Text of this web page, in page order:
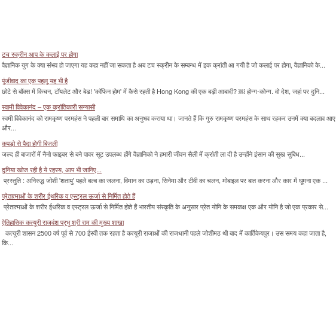
टच स्क्रीन आप के कलाई पर होगा
वैज्ञानिक युग के क्या संभव हो जाएगा यह कहा नहीं जा सकता है अब टच स्क्रीन के सम्बन्ध में इक क्रांती आ गयी है जो कलाई पर होगा, वैज्ञानिको के...
पूंजीवाद का एक पहलू यह भी है
छोटे से बॉक्‍स में किचन, टॉयलेट और बेड! 'कॉफिन होम' में कैसे रहती है Hong Kong की एक बड़ी आबादी? ￼ होन्ग-कोन्ग. वो देश, जहां पर दुनि...
स्वामी विवेकानंद – एक क्रांतिकारी सन्यासी
स्वमी विवेकानंद को रामकृष्ण परमहंस ने पहली बार समाधि का अनुभव कराया था। जानते हैं कि गुरु रामकृष्ण परमहंस के साथ रहकर उनमें क्या बदलाव आए
और...
कपड़ो से पैदा होगी बिजली
जल्द ही बाजारों में नैनो फाइबर से बने पावर सूट उपलब्ध होंगे वैज्ञानिको ने हमारी जीवन सैली में क्रांती ला दी है उन्होंने इंसान की सुख सुबिध...
दुनिया खोज रही है ये रहस्य, आप भी जानिए...
प्रस्तुति : अनिरुद्ध जोशी 'शतायु' पहले बल्ब का जलना, विमान का उड़ना, सिनेमा और टीवी का चलन, मोबाइल पर बात करना और कार में घूमना एक ...
प्रेतात्माओं के शरीर ईथरिक व एस्ट्रल ऊर्जा से निर्मित होते हैं
प्रेतात्माओं के शरीर ईथरिक व एस्ट्रल ऊर्जा से निर्मित होते हैं भारतीय संस्कृति के अनुसार प्रेत योनि के समकक्ष एक और योनि है जो एक प्रकार से...
ऐतिहासिक कत्यूरी राजवंश प्रभु श्री राम की मुख्य शाखा
कत्यूरी शासन 2500 वर्ष पूर्व से 700 ईस्वी तक रहता है कत्यूरी राजाओं की राजधानी पहले जोशीमठ थी बाद में कार्तिकेयपुर। उस समय कहा जाता है,
कि...